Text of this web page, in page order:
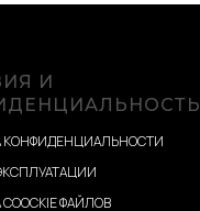
И
КОНФИДЕНЦИАЛЬНОСТИ
ФАЙЛОВ